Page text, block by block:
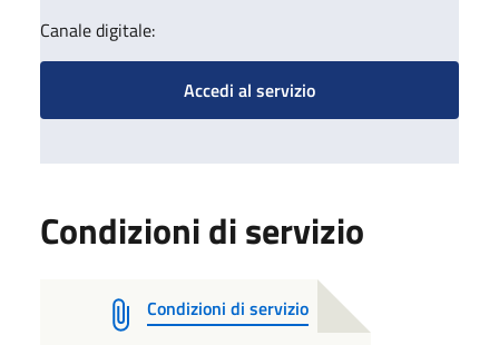
Canale digitale:
Accedi al servizio
Condizioni di servizio
Condizioni di servizio